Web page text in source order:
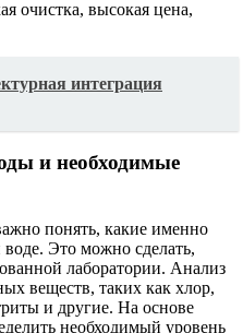
очистка, высокая цена,
интеграция
и необходимые
понять, какие именно
Это можно сделать,
лаборатории. Анализ
веществ, таких как хлор,
и другие. На основе
необходимый уровень